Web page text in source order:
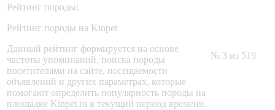
Рейтинг породы:
Рейтинг породы на Kinpet
Данный рейтинг формируется на основе
частоты упоминаний, поиска породы
посетителями на сайте, посещаемости
объявлений и других параметрах, которые
помогают определить популярность породы на
площадке Kinpet.ru в текущий период времени.
№ 3 из 519